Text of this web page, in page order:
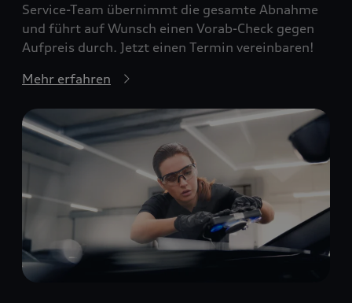
Service-Team übernimmt die gesamte Abnahme
und führt auf Wunsch einen Vorab-Check gegen
Aufpreis durch. Jetzt einen Termin vereinbaren!
Mehr erfahren